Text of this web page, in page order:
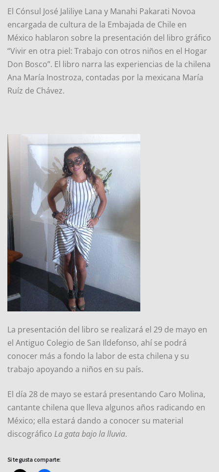
El Cónsul José Jaliliye Lana y Manahi Pakarati Novoa
encargada de cultura de la Embajada de Chile en
México hablaron sobre la presentación del libro gráfico
“Vivir en otra piel: Trabajo con otros niños en el Hogar
Don Bosco”. El libro narra las experiencias de la chilena
Ana María Inostroza, contadas por la mexicana María
Ruíz de Chávez.
La presentación del libro se realizará el 29 de mayo en
el Antiguo Colegio de San Ildefonso, ahí se podrá
conocer más a fondo la labor de esta chilena y su
trabajo apoyando a niños en su país.
El día 28 de mayo se estará presentando Caro Molina,
cantante chilena que lleva algunos años radicando en
México; ella estará dando a conocer su material
discográfico La gata bajo la lluvia.
Si te gusta comparte: